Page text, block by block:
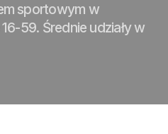
sportowym w
59. Średnie udziały w